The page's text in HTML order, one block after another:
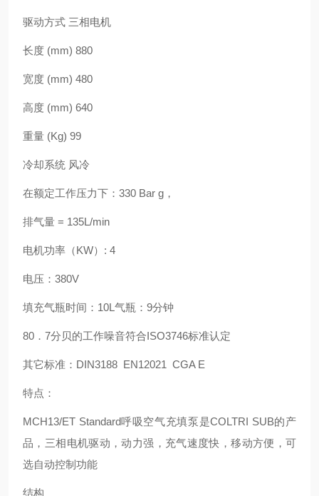
驱动方式 三相电机
长度 (mm) 880
宽度 (mm) 480
高度 (mm) 640
重量 (Kg) 99
冷却系统 风冷
在额定工作压力下：330 Bar g，
排气量 = 135L/min
电机功率（KW）: 4
电压：380V
填充气瓶时间：10L气瓶：9分钟
80．7分贝的工作噪音符合ISO3746标准认定
其它标准：DIN3188 EN12021 CGA E
特点：
MCH13/ET Standard呼吸空气充填泵是COLTRI SUB的产
品，三相电机驱动，动力强，充气速度快，移动方便，可
选自动控制功能
结构